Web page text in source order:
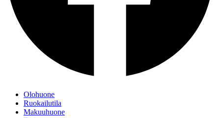
Olohuone
Ruokailutila
Makuuhuone